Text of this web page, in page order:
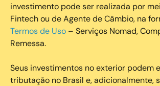
investimento pode ser realizada por
Fintech ou de Agente de Câmbio, na
Termos de Uso – Serviços Nomad,
Remessa.
Seus investimentos no exterior podem
tributação no Brasil e, adicionalmente,